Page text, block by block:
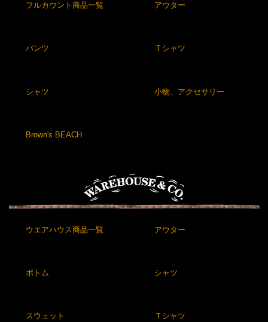
フルカウント商品一覧 アウター
パンツ Ｔシャツ
シャツ 小物、アクセサリー
Brown's BEACH
ウエアハウス商品一覧 アウター
ボトム シャツ
スウェット Ｔシャツ